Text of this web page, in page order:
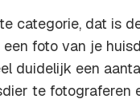
categorie, dat is
een foto van je
duidelijk een
te fotograferen